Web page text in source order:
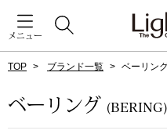
メニュー
TOP ブランド一覧 ベーリン
ベーリング (BERING)